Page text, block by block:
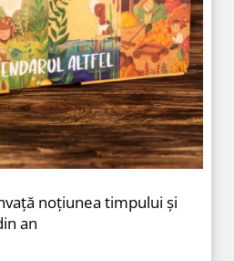
noțiunea timpului și
an